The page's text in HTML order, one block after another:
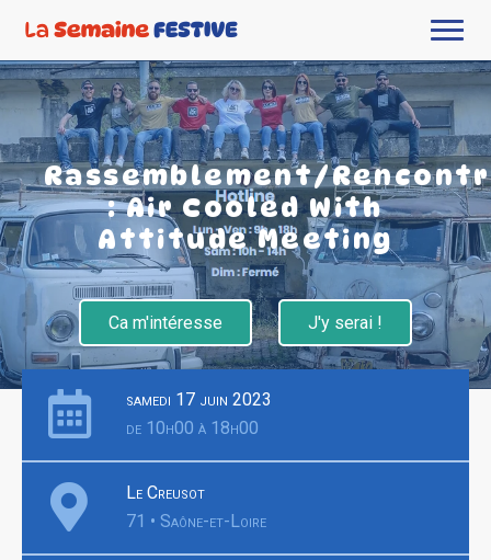
Rassemblement/
: Air Cooled With
Attitude Meeting
Ca m'intéresse J'y serai !
samedi 17 juin 2023
de 10h00 à 18h00
Le Creusot
71 • Saône-et-Loire